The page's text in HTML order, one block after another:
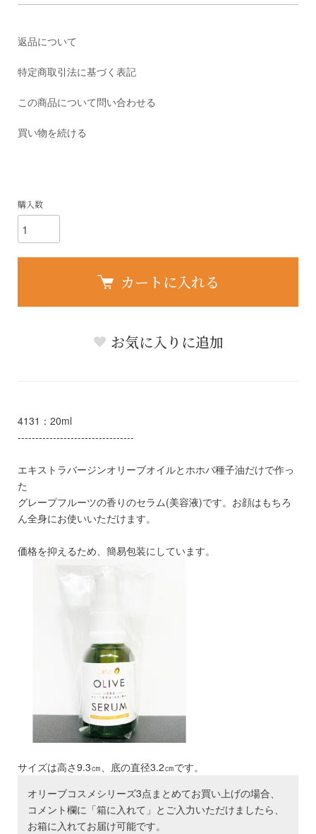
返品について
特定商取引法に基づく表記
この商品について問い合わせる
買い物を続ける
購入数
カートに入れる
お気に入りに追加
4131：20ml
---------------------------------
エキストラバージンオリーブオイルとホホバ種子油だけで作っ
た
グレープフルーツの香りのセラム(美容液)です。お顔はもちろ
ん全身にお使いいただけます。
価格を抑えるため、簡易包装にしています。
サイズは高さ9.3㎝、底の直径3.2㎝です。
オリーブコスメシリーズ3点まとめてお買い上げの場合、
コメント欄に「箱に入れて」とご入力いただけましたら、
お箱に入れてお届け可能です。